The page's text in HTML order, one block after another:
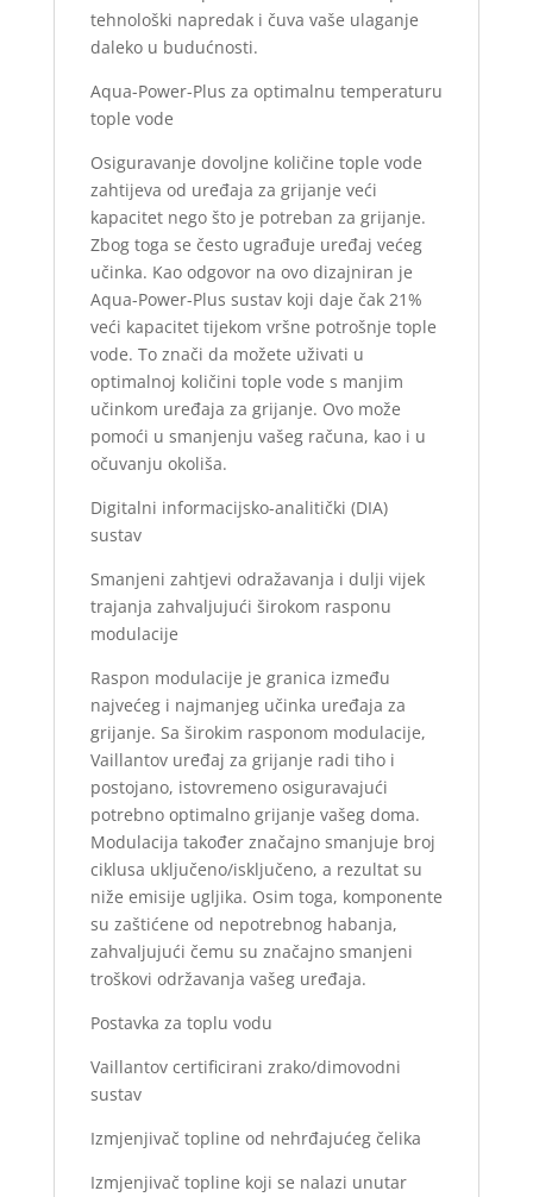
tehnološki napredak i čuva vaše ulaganje
daleko u budućnosti.
Aqua-Power-Plus za optimalnu temperaturu
tople vode
Osiguravanje dovoljne količine tople vode
zahtijeva od uređaja za grijanje veći
kapacitet nego što je potreban za grijanje.
Zbog toga se često ugrađuje uređaj većeg
učinka. Kao odgovor na ovo dizajniran je
Aqua-Power-Plus sustav koji daje čak 21%
veći kapacitet tijekom vršne potrošnje tople
vode. To znači da možete uživati u
optimalnoj količini tople vode s manjim
učinkom uređaja za grijanje. Ovo može
pomoći u smanjenju vašeg računa, kao i u
očuvanju okoliša.
Digitalni informacijsko-analitički (DIA)
sustav
Smanjeni zahtjevi odražavanja i dulji vijek
trajanja zahvaljujući širokom rasponu
modulacije
Raspon modulacije je granica između
najvećeg i najmanjeg učinka uređaja za
grijanje. Sa širokim rasponom modulacije,
Vaillantov uređaj za grijanje radi tiho i
postojano, istovremeno osiguravajući
potrebno optimalno grijanje vašeg doma.
Modulacija također značajno smanjuje broj
ciklusa uključeno/isključeno, a rezultat su
niže emisije ugljika. Osim toga, komponente
su zaštićene od nepotrebnog habanja,
zahvaljujući čemu su značajno smanjeni
troškovi održavanja vašeg uređaja.
Postavka za toplu vodu
Vaillantov certificirani zrako/dimovodni
sustav
Izmjenjivač topline od nehrđajućeg čelika
Izmjenjivač topline koji se nalazi unutar